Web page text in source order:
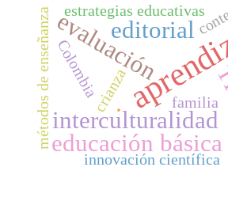
editorial
interculturalidad
.
educación básica
evaluación
innovación científica
crianza
Colombia
métodos de enseñanza familia
estrategias educativas